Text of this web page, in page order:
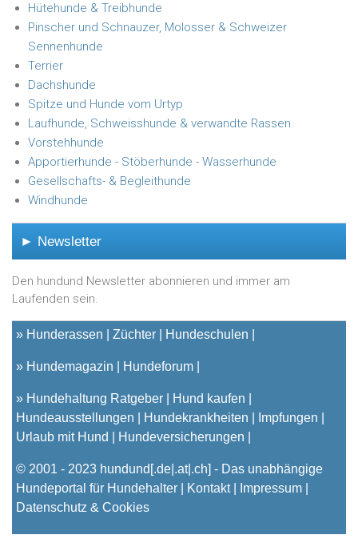
Hütehunde & Treibhunde
Pinscher und Schnauzer, Molosser & Schweizer
Sennenhunde
Terrier
Dachshunde
Spitze und Hunde vom Urtyp
Laufhunde, Schweisshunde & verwandte Rassen
Vorstehhunde
Apportierhunde - Stöberhunde - Wasserhunde
Gesellschafts- & Begleithunde
Windhunde
► Newsletter
Den hundund Newsletter abonnieren und immer am
Laufenden sein.
» Hunderassen Züchter Hundeschulen
» Hundemagazin Hundeforum
» Hundehaltung Ratgeber
Hund kaufen
Hundeausstellungen
Hundekrankheiten
Impfungen
Urlaub mit Hund
Hundeversicherungen
© 2001 - 2023 hundund [.de|.at|.ch] - Das unabhängige
Hundeportal für Hundehalter |
Kontakt| Impressum
Datenschutz & Cookies